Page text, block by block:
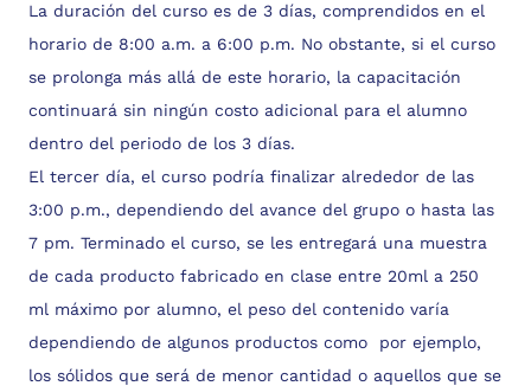
La duración del curso es de 3 días, comprendidos en el
horario de 8:00 a.m. a 6:00 p.m. No obstante, si el curso
se prolonga más allá de este horario, la capacitación
continuará sin ningún costo adicional para el alumno
dentro del periodo de los 3 días.
El tercer día, el curso podría finalizar alrededor de las
3:00 p.m., dependiendo del avance del grupo o hasta las
7 pm. Terminado el curso, se les entregará una muestra
de cada producto fabricado en clase entre 20ml a 250
ml máximo por alumno, el peso del contenido varía
dependiendo de algunos productos como por ejemplo,
los sólidos que será de menor cantidad o aquellos que se